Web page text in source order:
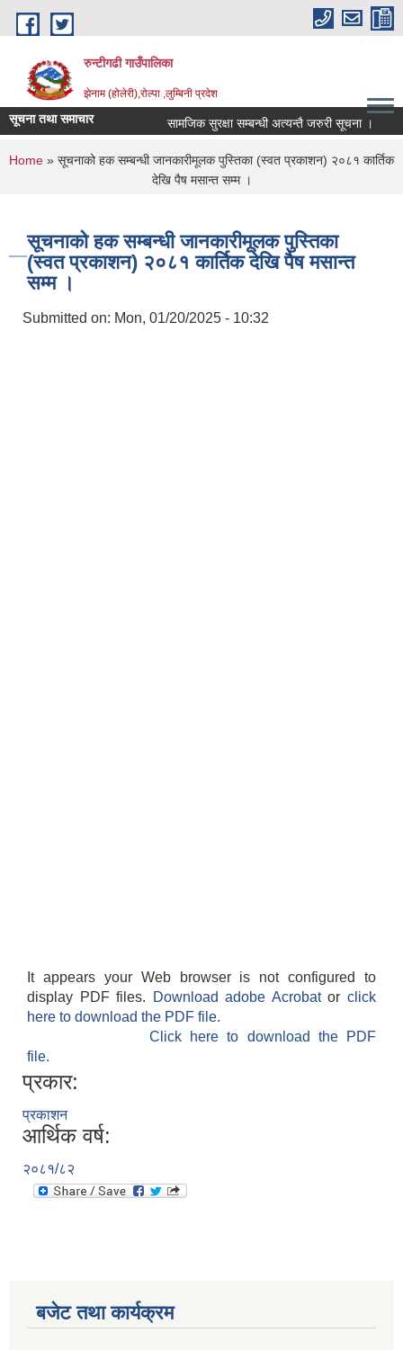
Skip to main content
रुन्टीगढी गाउँपालिका
झेनाम (होलेरी),रोल्पा ,लुम्बिनी प्रदेश
सूचना तथा समाचार सामजिक सुरक्षा सम्बन्धी अत्यन्तै जरुरी सूचना ।
You are here
Home » सूचनाको हक सम्बन्धी जानकारीमूलक पुस्तिका (स्वत प्रकाशन) २०८१ कार्तिक
देखि पैष मसान्त सम्म ।
सूचनाको हक सम्बन्धी जानकारीमूलक पुस्तिका
(स्वत प्रकाशन) २०८१ कार्तिक देखि पैष मसान्त
सम्म ।
Submitted on: Mon, 01/20/2025 - 10:32
It appears your Web browser is not configured to
display PDF files.
Download adobe Acrobatorclick
here to download the PDF file.
Click here to download the PDF
file.
प्रकार:
प्रकाशन
आर्थिक वर्ष:
२०८१/८२
बजेट तथा कार्यक्रम